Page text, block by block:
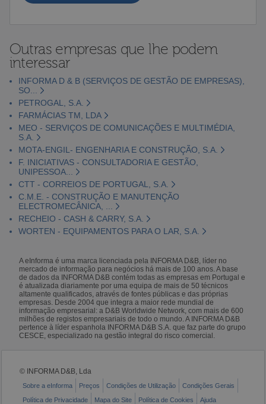
Outras empresas que lhe podem
interessar
INFORMA D & B (SERVIÇOS DE GESTÃO DE EMPRESAS),
SO...
PETROGAL, S.A.
FARMÁCIAS TM, LDA
MEO - SERVIÇOS DE COMUNICAÇÕES E MULTIMÉDIA,
S.A.
MOTA-ENGIL- ENGENHARIA E CONSTRUÇÃO, S.A.
F. INICIATIVAS - CONSULTADORIA E GESTÃO,
UNIPESSOA...
CTT - CORREIOS DE PORTUGAL, S.A.
C.M.E. - CONSTRUÇÃO E MANUTENÇÃO
ELECTROMECÂNICA, ...
RECHEIO - CASH & CARRY, S.A.
WORTEN - EQUIPAMENTOS PARA O LAR, S.A.
A eInforma é uma marca licenciada pela INFORMA D&B, líder no
mercado de informação para negócios há mais de 100 anos. A base
de dados da INFORMA D&B contém todas as empresas em Portugal e
é atualizada diariamente por uma equipa de mais de 50 técnicos
altamente qualificados, através de fontes públicas e das próprias
empresas. Desde 2004 que integra a maior rede mundial de
informação empresarial: a D&B Worldwide Network, com mais de 600
milhões de registos empresariais de todo o mundo. A INFORMA D&B
pertence à líder espanhola INFORMA D&B S.A. que faz parte do grupo
CESCE, especializado na gestão integral do risco comercial.
© INFORMA D&B, Lda
Sobre a eInforma Preços Condições de Utilização
Condições Gerais
Política de Privacidade
Mapa do Site Política de Cookies Ajuda